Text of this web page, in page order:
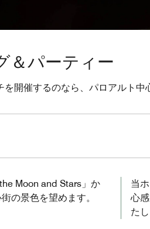
＆パーティー
開催するのなら、パロアルト
Moon and Stars」か
の景色を望めます。
当
心
たし